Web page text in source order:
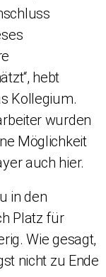
hebt
Kollegium.
wurden
Möglichkeit
auch hier.
in den
Platz für
Wie gesagt,
nicht zu Ende